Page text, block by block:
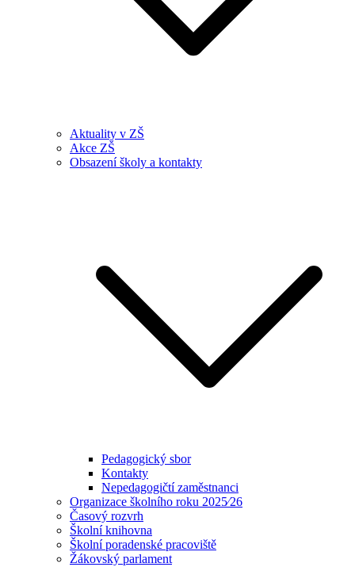
Aktuality v ZŠ
Akce ZŠ
Obsazení školy a kontakty
Pedagogický sbor
Kontakty
Nepedagogičtí zaměstnanci
Organizace školního roku 2025⁄26
Časový rozvrh
Školní knihovna
Školní poradenské pracoviště
Žákovský parlament